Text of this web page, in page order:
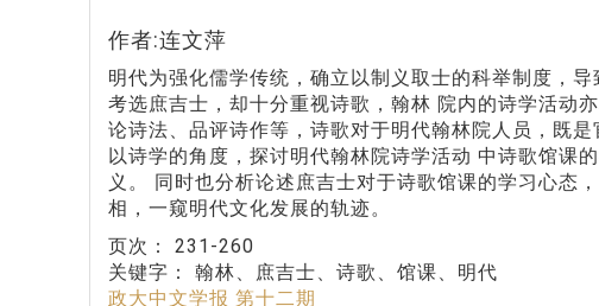
作者:连文萍
明代为强化儒学传统，确立以制义取士的科举制度，
考选庶吉士，却十分重视诗歌，翰林 院内的诗学活动
论诗法、品评诗作等，诗歌对于明代翰林院人员，既
以诗学的角度，探讨明代翰林院诗学活动 中诗歌馆课
义。 同时也分析论述庶吉士对于诗歌馆课的学习心态
相，一窥明代文化发展的轨迹。
页次： 231-260
关键字： 翰林、庶吉士、诗歌、馆课、明代
政大中文学报 第十二期